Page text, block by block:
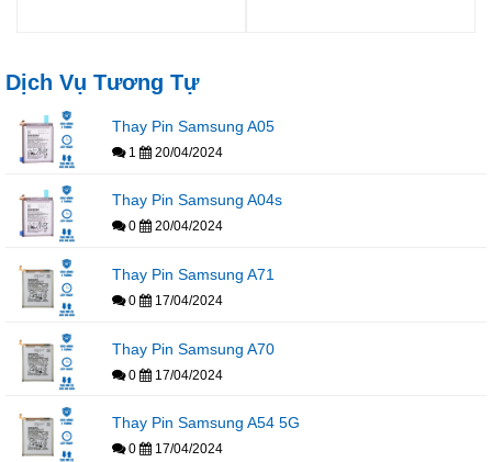
Dịch Vụ Tương Tự
Thay Pin Samsung A05
1 20/04/2024
Thay Pin Samsung A04s
0 20/04/2024
Thay Pin Samsung A71
0 17/04/2024
Thay Pin Samsung A70
0 17/04/2024
Thay Pin Samsung A54 5G
0 17/04/2024